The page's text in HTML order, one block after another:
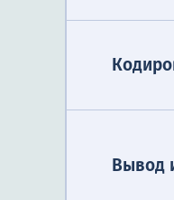
Вывод